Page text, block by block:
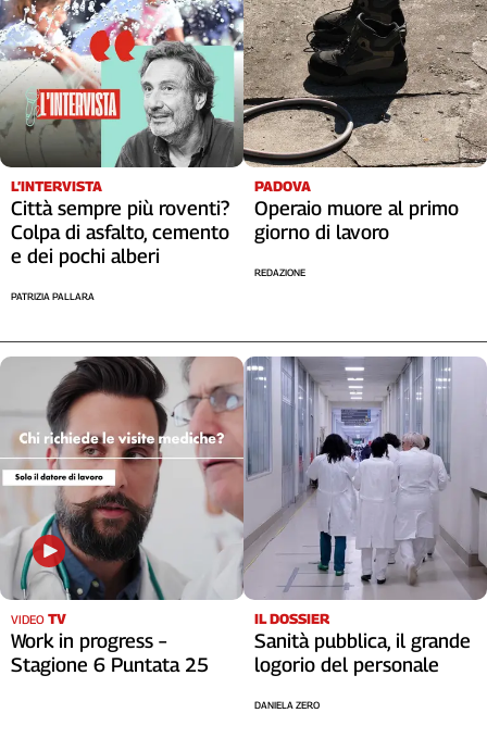
L’INTERVISTA
Città sempre più roventi?
Colpa di asfalto, cemento
e dei pochi alberi
PATRIZIA PALLARA
PADOVA
Operaio muore al primo
giorno di lavoro
REDAZIONE
VIDEO TV
Work in progress –
Stagione 6 Puntata 25
IL DOSSIER
Sanità pubblica, il grande
logorio del personale
DANIELA ZERO